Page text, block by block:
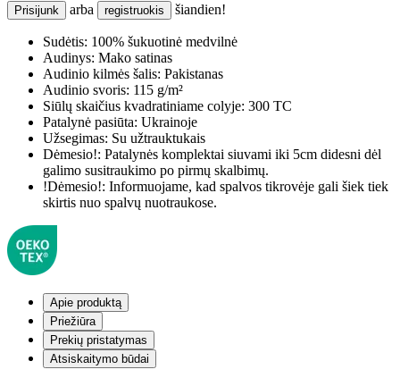
Prisijunk arba registruokis šiandien!
Sudėtis: 100% šukuotinė medvilnė
Audinys: Mako satinas
Audinio kilmės šalis: Pakistanas
Audinio svoris: 115 g/m²
Siūlų skaičius kvadratiniame colyje: 300 TC
Patalynė pasiūta: Ukrainoje
Užsegimas: Su užtrauktukais
Dėmesio!: Patalynės komplektai siuvami iki 5cm didesni dėl
galimo susitraukimo po pirmų skalbimų.
!Dėmesio!: Informuojame, kad spalvos tikrovėje gali šiek tiek
skirtis nuo spalvų nuotraukose.
Apie produktą
Priežiūra
Prekių pristatymas
Atsiskaitymo būdai